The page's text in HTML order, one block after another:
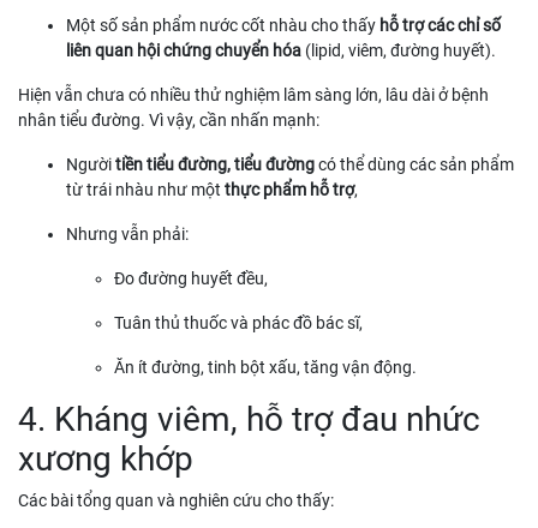
Một số sản phẩm nước cốt nhàu cho thấy hỗ trợ các chỉ số
liên quan hội chứng chuyển hóa (lipid, viêm, đường huyết).
Hiện vẫn chưa có nhiều thử nghiệm lâm sàng lớn, lâu dài ở bệnh
nhân tiểu đường. Vì vậy, cần nhấn mạnh:
Ngườitiền tiểu đường, tiểu đườngcó thể dùng các sản phẩm
từ trái nhàu như một thực phẩm hỗ trợ,
Nhưng vẫn phải:
Đo đường huyết đều,
Tuân thủ thuốc và phác đồ bác sĩ,
Ăn ít đường, tinh bột xấu, tăng vận động.
4. Kháng viêm, hỗ trợ đau nhức
xương khớp
Các bài tổng quan và nghiên cứu cho thấy: